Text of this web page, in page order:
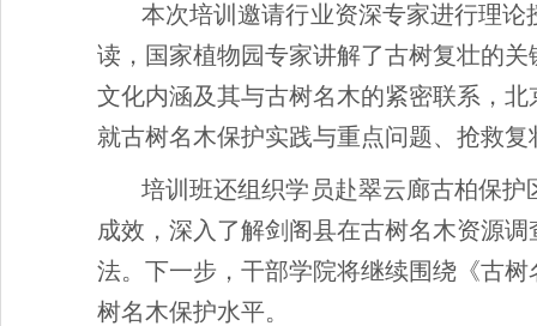
本次培训邀请行业资深专家进行理
读，国家植物园专家讲解了古树复壮的
文化内涵及其与古树名木的紧密联系，
就古树名木保护实践与重点问题、抢救
培训班还组织学员赴翠云廊古柏保
成效，深入了解剑阁县在古树名木资源
法。下一步，干部学院将继续围绕《古
树名木保护水平。